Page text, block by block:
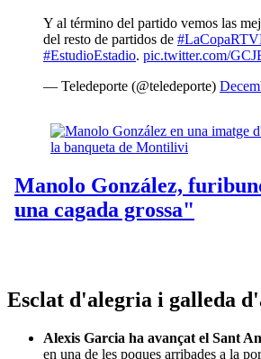
Y al término del partido vemos las
del resto de partidos de
#EstudioEstadio. pic.twitter.com/
— Teledeporte (@teledeporte)
Esclat d'alegria i galleda
Alexis Garcia ha avançat el Sant
en una de les poques arribades a la